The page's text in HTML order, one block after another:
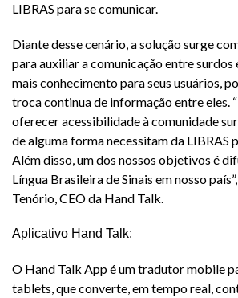
LIBRAS para se comunicar.
Diante desse cenário, a solução surge
para auxiliar a comunicação entre surdos
mais conhecimento para seus usuários,
troca continua de informação entre eles.
oferecer acessibilidade à comunidade
de alguma forma necessitam da LIBRAS
Além disso, um dos nossos objetivos é
Língua Brasileira de Sinais em nosso
Tenório, CEO da Hand Talk.
Aplicativo Hand Talk:
O Hand Talk App é um tradutor mobile
tablets, que converte, em tempo real,